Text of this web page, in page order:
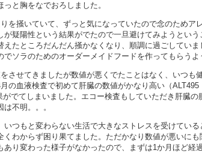
と胸をなでおろしました。
を掻いていて、ずっと気になっていたので念のためア
疑陽性という結果がでたので一旦避けてみようという
たところだんだん掻かなくなり、順調に過ごしてい
ソラのためのオーダーメイドフードを作ってもらうよ
させてきましたが数値が悪くでたことはなく、いつも
の血液検査で初めて肝臓の数値がかなり高い（ALT495
でてしまいました。エコー検査もしていただき肝臓の
不明。。。
つもと変わらない生活で大きなストレスを受けている
わからず困り果てました。ただかなり数値が悪いにも
り変わった様子がなかったので、まずは1か月ほど経